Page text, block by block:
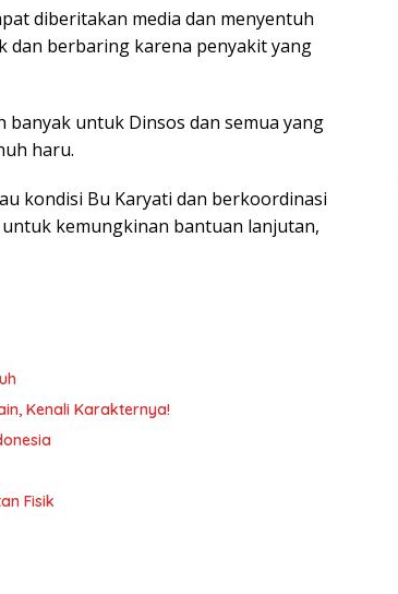
diberitakan media dan menyentuh
dan berbaring karena penyakit yang
banyak untuk Dinsos dan semua yang
haru.
kondisi Bu Karyati dan berkoordinasi
kemungkinan bantuan lanjutan,
Kenali Karakternya!
Fisik